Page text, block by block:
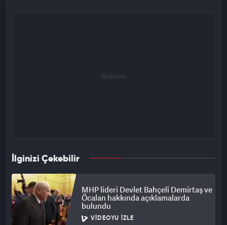
İlginizi Çekebilir
MHP lideri Devlet Bahçeli Demirtaş ve
Öcalan hakkında açıklamalarda
bulundu
VIDEOYU İZLE